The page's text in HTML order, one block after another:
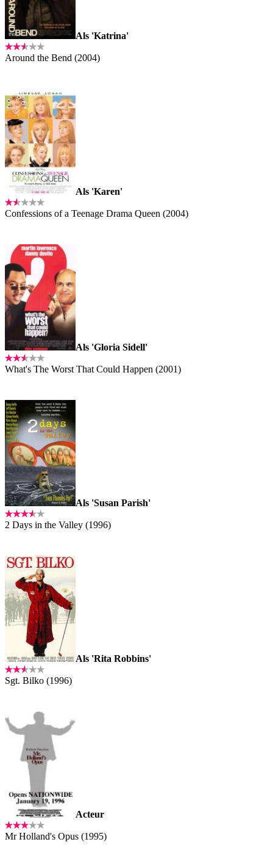
Als 'Katrina'
Around the Bend (2004)
Als 'Karen'
Confessions of a Teenage Drama Queen (2004)
Als 'Gloria Sidell'
What's The Worst That Could Happen (2001)
Als 'Susan Parish'
2 Days in the Valley (1996)
Als 'Rita Robbins'
Sgt. Bilko (1996)
Acteur
Mr Holland's Opus (1995)